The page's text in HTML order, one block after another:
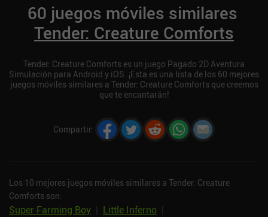
60 juegos móviles similares
Tender: Creature Comforts
Tender: Creature Comforts es un juego Pagado 2D Aventura
Simulación para Android y iOS. ¡Esta es una lista de los 60 mejores
juegos móviles similares a Tender: Creature Comforts que creemos
que te encantarán!
Compartir:
Los 10 mejores juegos móviles similares a Tender: Creature
Comforts son:
Super Farming Boy Little Inferno